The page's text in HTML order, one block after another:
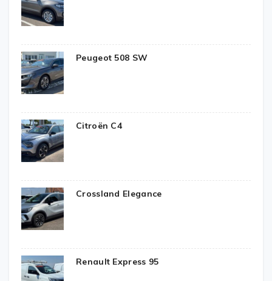
Peugeot 508 SW
Citroën C4
Crossland Elegance
Renault Express 95